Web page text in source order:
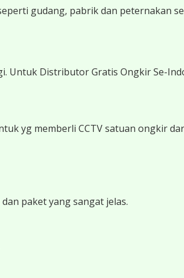
gudang, pabrik dan peternakan
Untuk Distributor Gratis Ongkir Se-
yg memberli CCTV satuan ongkir
paket yang sangat jelas.